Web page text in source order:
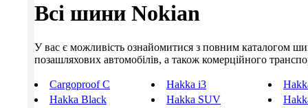
Всі шини Nokian
У вас є можливість ознайомитися з повним каталогом
позашляхових автомобілів, а також комерційного
Cargoproof C
Hakka Black
Hakka i3
Hakka SUV